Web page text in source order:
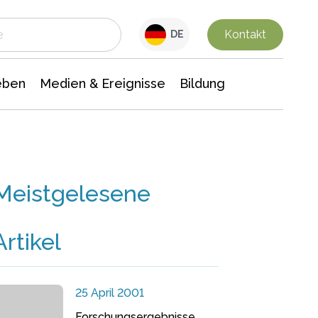
DE Kontakt
Medien & Ereignisse Bildung
25 April 2001